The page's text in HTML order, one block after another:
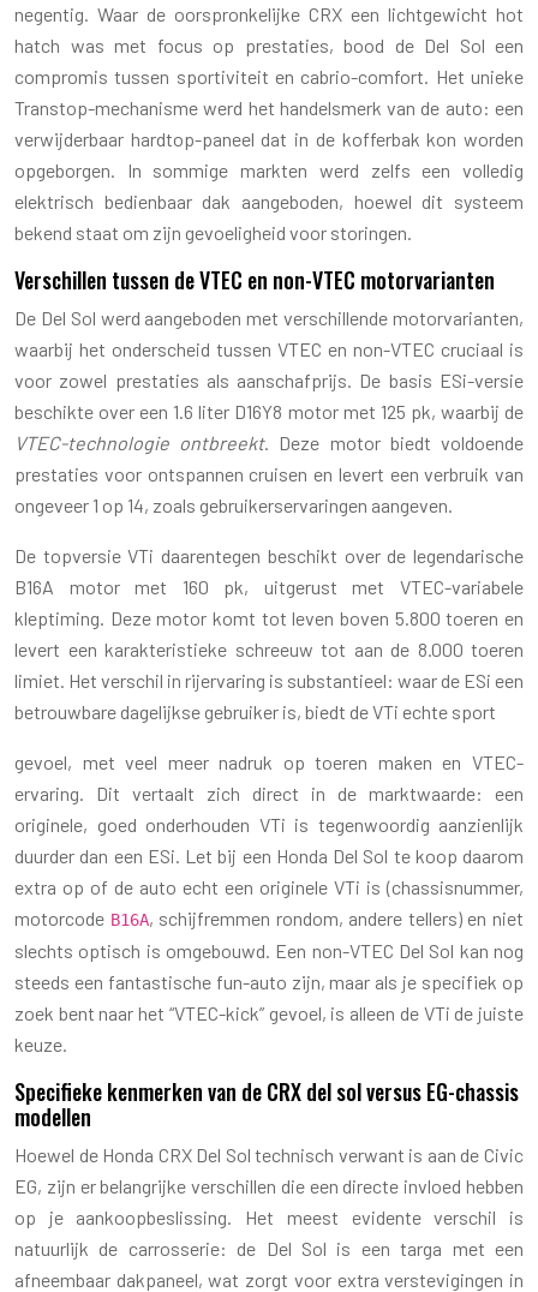
negentig. Waar de oorspronkelijke CRX een lichtgewicht hot
hatch was met focus op prestaties, bood de Del Sol een
compromis tussen sportiviteit en cabrio-comfort. Het unieke
Transtop-mechanisme werd het handelsmerk van de auto: een
verwijderbaar hardtop-paneel dat in de kofferbak kon worden
opgeborgen. In sommige markten werd zelfs een volledig
elektrisch bedienbaar dak aangeboden, hoewel dit systeem
bekend staat om zijn gevoeligheid voor storingen.
Verschillen tussen de VTEC en non-VTEC motorvarianten
De Del Sol werd aangeboden met verschillende motorvarianten,
waarbij het onderscheid tussen VTEC en non-VTEC cruciaal is
voor zowel prestaties als aanschafprijs. De basis ESi-versie
beschikte over een 1.6 liter D16Y8 motor met 125 pk, waarbij de
VTEC-technologie ontbreekt. Deze motor biedt voldoende
prestaties voor ontspannen cruisen en levert een verbruik van
ongeveer 1 op 14, zoals gebruikerservaringen aangeven.
De topversie VTi daarentegen beschikt over de legendarische
B16A motor met 160 pk, uitgerust met VTEC-variabele
kleptiming. Deze motor komt tot leven boven 5.800 toeren en
levert een karakteristieke schreeuw tot aan de 8.000 toeren
limiet. Het verschil in rijervaring is substantieel: waar de ESi een
betrouwbare dagelijkse gebruiker is, biedt de VTi echte sport
gevoel, met veel meer nadruk op toeren maken en VTEC-
ervaring. Dit vertaalt zich direct in de marktwaarde: een
originele, goed onderhouden VTi is tegenwoordig aanzienlijk
duurder dan een ESi. Let bij een Honda Del Sol te koop daarom
extra op of de auto echt een originele VTi is (chassisnummer,
motorcode B16A, schijfremmen rondom, andere tellers) en niet
slechts optisch is omgebouwd. Een non-VTEC Del Sol kan nog
steeds een fantastische fun-auto zijn, maar als je specifiek op
zoek bent naar het “VTEC-kick” gevoel, is alleen de VTi de juiste
keuze.
Specifieke kenmerken van de CRX del sol versus EG-chassis
modellen
Hoewel de Honda CRX Del Sol technisch verwant is aan de Civic
EG, zijn er belangrijke verschillen die een directe invloed hebben
op je aankoopbeslissing. Het meest evidente verschil is
natuurlijk de carrosserie: de Del Sol is een targa met een
afneembaar dakpaneel, wat zorgt voor extra verstevigingen in